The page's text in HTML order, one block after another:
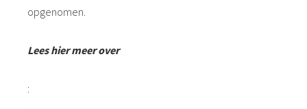
opgenomen.
Lees hier meer over
: